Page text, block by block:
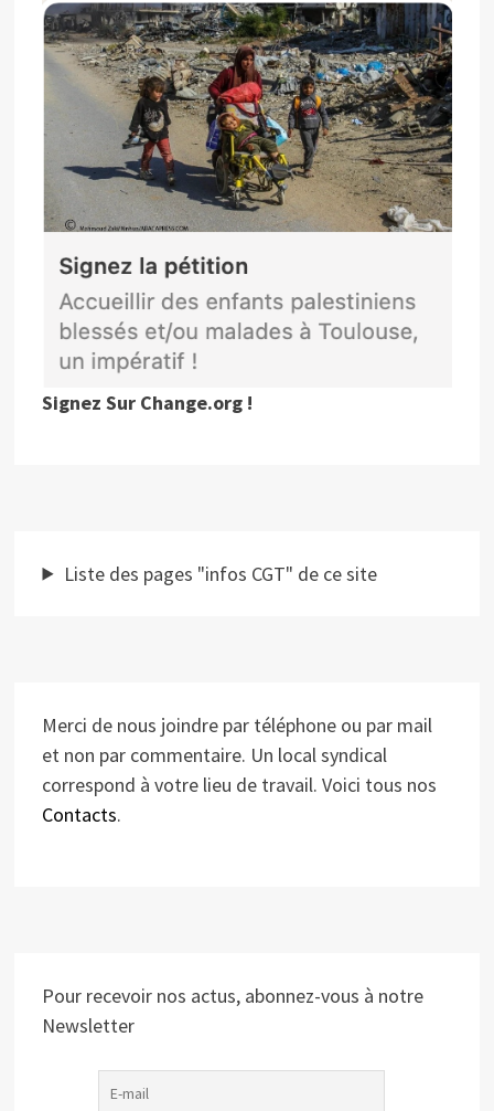
Signez Sur Change.org !
Liste des pages "infos CGT" de ce site
Merci de nous joindre par téléphone ou par mail
et non par commentaire. Un local syndical
correspond à votre lieu de travail. Voici tous nos
Contacts.
Pour recevoir nos actus, abonnez-vous à notre
Newsletter